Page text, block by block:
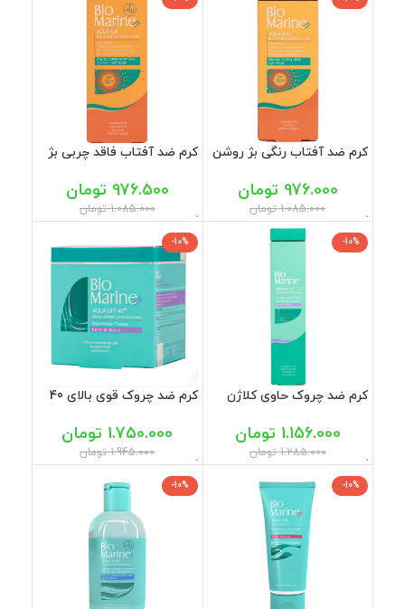
کرم ضد آفتاب رنگی بژ روشن
1.085.000 تومان
976.000 تومان
کرم ضد آفتاب فاقد چربی بژ
چرب و مختلط بایومارین
1.085.000 تومان
976.500 تومان
-10%
کرم ضد چروک حاوی کلاژن
1.285.000 تومان
1.156.000 تومان
-10%
کرم ضد چروک قوی بالای 40
1.945.000 تومان
1.750.000 تومان
-10%
-10%